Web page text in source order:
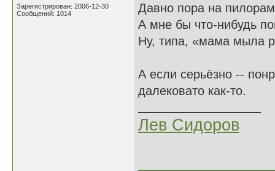
Зарегистрирован: 2006-12-30
Сообщений: 1014
Давно пора на
А мне бы что-нибудь
Ну, типа, «мама мыла
А если серьёзно --
далековато как-то.
Лев Сидоров